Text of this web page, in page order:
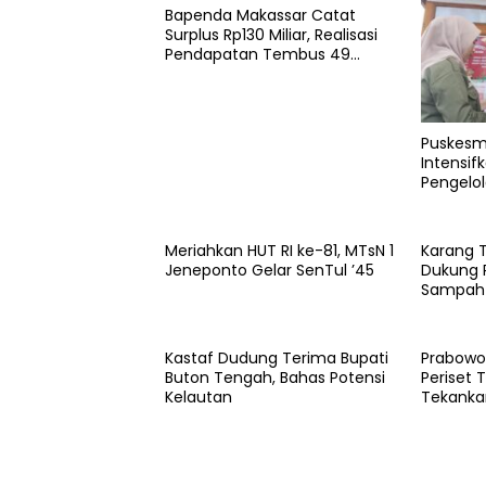
Bapenda Makassar Catat
Surplus Rp130 Miliar, Realisasi
Pendapatan Tembus 49
Meriahkan HUT RI ke-81, MTsN 1
Jeneponto Gelar SenTul ’45
Karang
Dukung
Sampah
Kastaf Dudung Terima Bupati
Buton Tengah, Bahas Potensi
Kelautan
Periset